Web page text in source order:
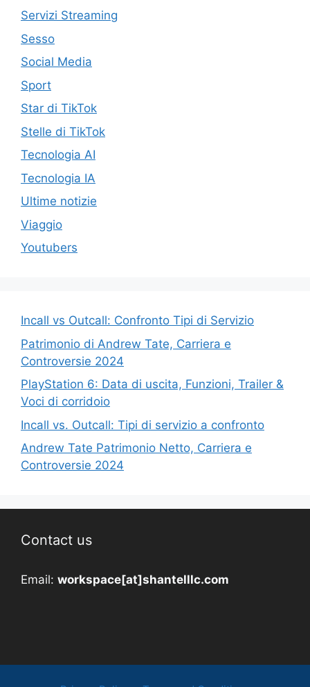
Servizi Streaming
Sesso
Social Media
Sport
Star di TikTok
Stelle di TikTok
Tecnologia AI
Tecnologia IA
Ultime notizie
Viaggio
Youtubers
Incall vs Outcall: Confronto Tipi di Servizio
Patrimonio di Andrew Tate, Carriera e
Controversie 2024
PlayStation 6: Data di uscita, Funzioni, Trailer &
Voci di corridoio
Incall vs. Outcall: Tipi di servizio a confronto
Andrew Tate Patrimonio Netto, Carriera e
Controversie 2024
Contact us
Email: workspace[at]shantelllc.com